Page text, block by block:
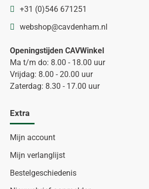
+31 (0)546 671251
webshop@cavdenham.nl
Openingstijden CAVWinkel
Ma t/m do: 8.00 - 18.00 uur
Vrijdag: 8.00 - 20.00 uur
Zaterdag: 8.30 - 17.00 uur
Extra
Mijn account
Mijn verlanglijst
Bestelgeschiedenis